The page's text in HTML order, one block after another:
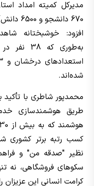
مدیرکل کمیته امداد
670
افزود: خوشبختانه
شده‌اند.
محمدپور شاطری با
طریق هوشمندسازی
کسب رتبه برتر کشوری
نظیر "صدقه من" و
سکوهای فروشگاهی، نه
کرامت انسانی این عزیزان